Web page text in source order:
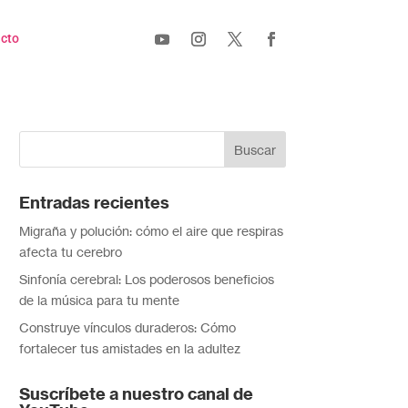
Entradas recientes
Migraña y polución: cómo el aire que respiras
afecta tu cerebro
Sinfonía cerebral: Los poderosos beneficios
de la música para tu mente
Construye vínculos duraderos: Cómo
fortalecer tus amistades en la adultez
Suscríbete a nuestro canal de